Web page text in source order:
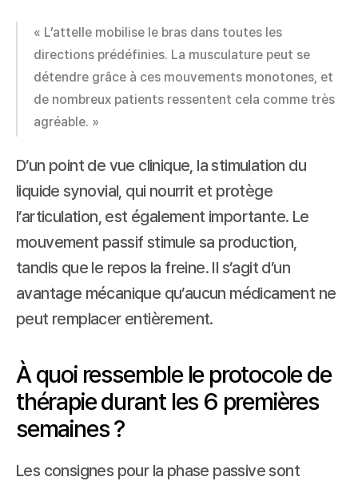
« L’attelle mobilise le bras dans toutes les
directions prédéfinies. La musculature peut se
détendre grâce à ces mouvements monotones, et
de nombreux patients ressentent cela comme très
agréable. »
D’un point de vue clinique, la stimulation du
liquide synovial, qui nourrit et protège
l’articulation, est également importante. Le
mouvement passif stimule sa production,
tandis que le repos la freine. Il s’agit d’un
avantage mécanique qu’aucun médicament ne
peut remplacer entièrement.
À quoi ressemble le protocole de
thérapie durant les 6 premières
semaines ?
Les consignes pour la phase passive sont